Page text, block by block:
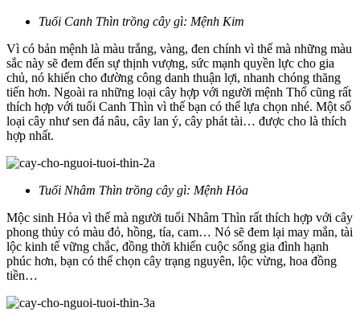
Tuổi Canh Thìn trồng cây gì: Mệnh Kim
Vì có bản mệnh là màu trắng, vàng, đen chính vì thế mà những màu
sắc này sẽ đem đến sự thịnh vượng, sức mạnh quyền lực cho gia
chủ, nó khiến cho đường công danh thuận lợi, nhanh chóng thăng
tiến hơn. Ngoài ra những loại cây hợp với người mệnh Thổ cũng rất
thích hợp với tuổi Canh Thìn vì thế bạn có thể lựa chọn nhé. Một số
loại cây như sen đá nâu, cây lan ý, cây phát tài… được cho là thích
hợp nhất.
Tuổi Nhâm Thìn trồng cây gì: Mệnh Hỏa
Mộc sinh Hỏa vì thế mà người tuổi Nhâm Thìn rất thích hợp với cây
phong thủy có màu đỏ, hồng, tía, cam… Nó sẽ đem lại may mắn, tài
lộc kinh tế vững chắc, đồng thời khiến cuộc sống gia đình hạnh
phúc hơn, bạn có thể chọn cây trạng nguyên, lộc vừng, hoa đồng
tiền…